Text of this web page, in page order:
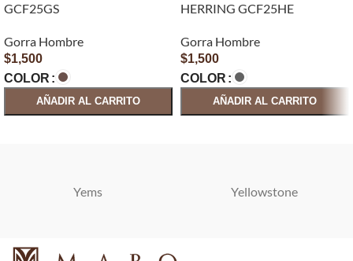
GCF25GS
Gorra Hombre
$1,500
COLOR
AÑADIR AL CARRITO
HERRING GCF25HE
Gorra Hombre
$1,500
COLOR
AÑADIR AL CARRITO
Yems Yellowstone